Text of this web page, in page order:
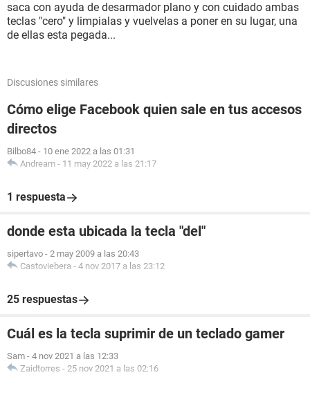
saca con ayuda de desarmador plano y con cuidado ambas
teclas "cero" y limpialas y vuelvelas a poner en su lugar, una
de ellas esta pegada...
Discusiones similares
Cómo elige Facebook quien sale en tus accesos
directos
Bilbo84 - 10 ene 2022 a las 01:31
Andream - 11 may 2022 a las 21:17
1 respuesta
donde esta ubicada la tecla "del"
sipertavo - 2 may 2009 a las 20:43
Castoviebera - 4 nov 2017 a las 23:12
25 respuestas
Cuál es la tecla suprimir de un teclado gamer
Sam - 4 nov 2021 a las 12:33
Zaidtorres - 25 nov 2021 a las 02:16